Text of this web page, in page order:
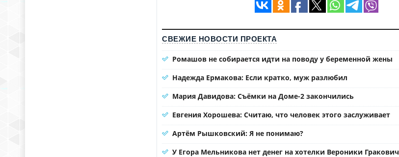
СВЕЖИЕ НОВОСТИ ПРОЕКТА
Ромашов не собирается идти на поводу у беременной жены
Надежда Ермакова: Если кратко, муж разлюбил
Мария Давидова: Съёмки на Доме-2 закончились
Евгения Хорошева: Считаю, что человек этого заслуживает
Артём Рышковский: Я не понимаю?
У Егора Мельникова нет денег на хотелки Вероники Гракович